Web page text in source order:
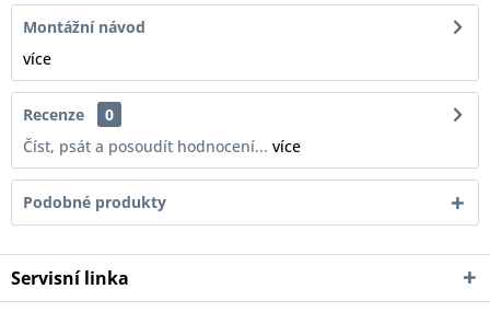
Montážní návod
více
Recenze
0
Číst, psát a posoudít hodnocení... více
Podobné produkty
Servisní linka